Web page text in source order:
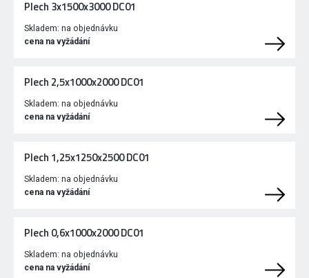
Plech 3x1500x3000 DC01
Skladem: na objednávku
cena na vyžádání
Plech 2,5x1000x2000 DC01
Skladem: na objednávku
cena na vyžádání
Plech 1,25x1250x2500 DC01
Skladem: na objednávku
cena na vyžádání
Plech 0,6x1000x2000 DC01
Skladem: na objednávku
cena na vyžádání